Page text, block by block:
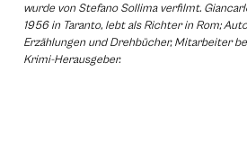
wurde von Stefano Sollima verfilmt.
1956 in Taranto, lebt als Richter in Rom;
Erzählungen und Drehbücher, Mitarbeiter
Krimi-Herausgeber.